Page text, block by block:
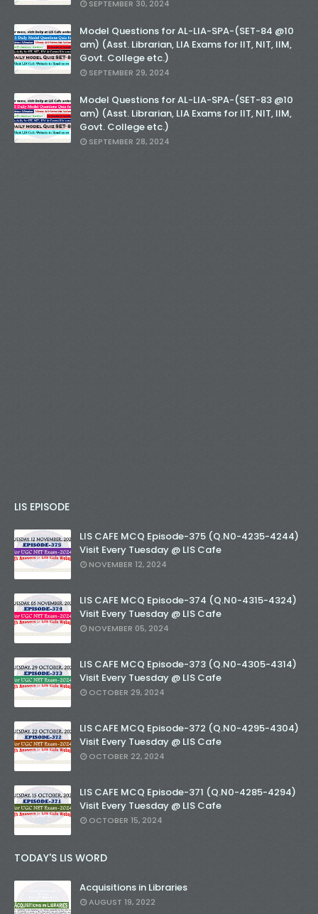
SEPTEMBER 30, 2024
Model Questions for AL-LIA-SPA-(SET-84 @10
am) (Asst. Librarian, LIA Exams for IIT, NIT, IIM,
Govt. College etc.)
SEPTEMBER 29, 2024
Model Questions for AL-LIA-SPA-(SET-83 @10
am) (Asst. Librarian, LIA Exams for IIT, NIT, IIM,
Govt. College etc.)
SEPTEMBER 28, 2024
LIS EPISODE
LIS CAFE MCQ Episode-375 (Q.N0-4235-4244)
Visit Every Tuesday @ LIS Cafe
NOVEMBER 12, 2024
LIS CAFE MCQ Episode-374 (Q.N0-4315-4324)
Visit Every Tuesday @ LIS Cafe
NOVEMBER 05, 2024
LIS CAFE MCQ Episode-373 (Q.N0-4305-4314)
Visit Every Tuesday @ LIS Cafe
OCTOBER 29, 2024
LIS CAFE MCQ Episode-372 (Q.N0-4295-4304)
Visit Every Tuesday @ LIS Cafe
OCTOBER 22, 2024
LIS CAFE MCQ Episode-371 (Q.N0-4285-4294)
Visit Every Tuesday @ LIS Cafe
OCTOBER 15, 2024
TODAY'S LIS WORD
Acquisitions in Libraries
AUGUST 19, 2022